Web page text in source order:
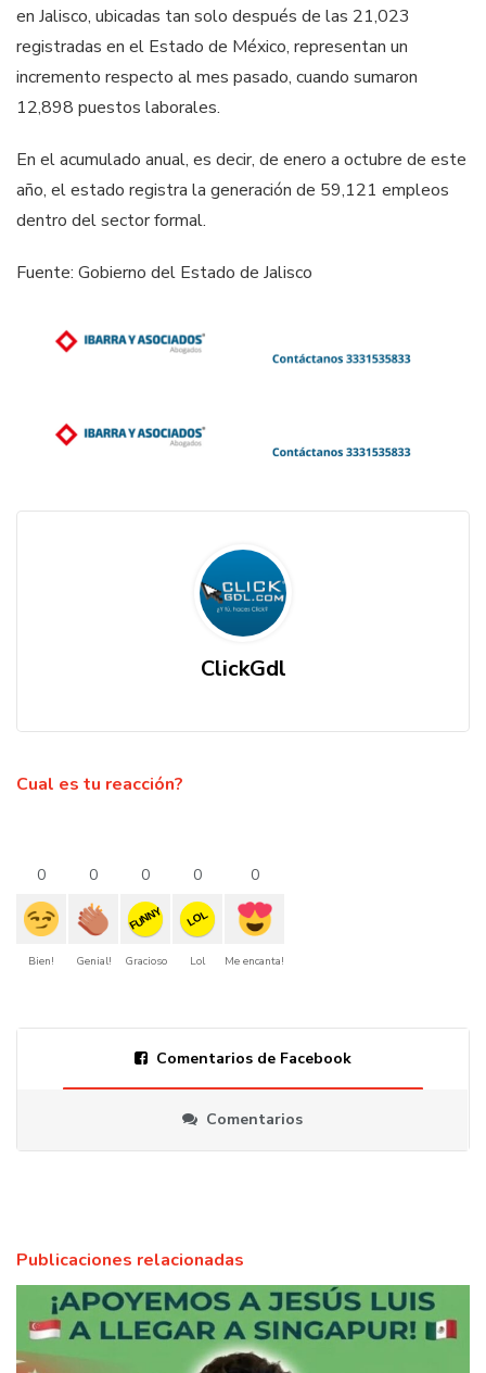
en Jalisco, ubicadas tan solo después de las 21,023
registradas en el Estado de México, representan un
incremento respecto al mes pasado, cuando sumaron
12,898 puestos laborales.
En el acumulado anual, es decir, de enero a octubre de este
año, el estado registra la generación de 59,121 empleos
dentro del sector formal.
Fuente: Gobierno del Estado de Jalisco
ClickGdl
Cual es tu reacción?
0
Bien!
0
Genial!
0
FUNNY
Gracioso
0
LOL
Lol
0
Me encanta!
Comentarios de Facebook
Comentarios
Publicaciones relacionadas